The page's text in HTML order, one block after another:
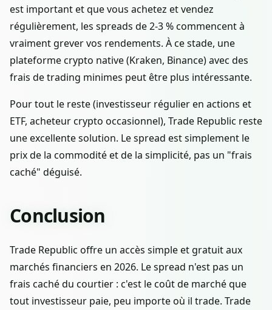
est important et que vous achetez et vendez
régulièrement, les spreads de 2-3 % commencent à
vraiment grever vos rendements. À ce stade, une
plateforme crypto native (Kraken, Binance) avec des
frais de trading minimes peut être plus intéressante.
Pour tout le reste (investisseur régulier en actions et
ETF, acheteur crypto occasionnel), Trade Republic reste
une excellente solution. Le spread est simplement le
prix de la commodité et de la simplicité, pas un "frais
caché" déguisé.
Conclusion
Trade Republic offre un accès simple et gratuit aux
marchés financiers en 2026. Le spread n'est pas un
frais caché du courtier : c'est le coût de marché que
tout investisseur paie, peu importe où il trade. Trade